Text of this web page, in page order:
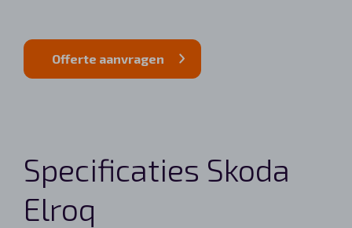
Offerte aanvragen
Specificaties Skoda
Elroq